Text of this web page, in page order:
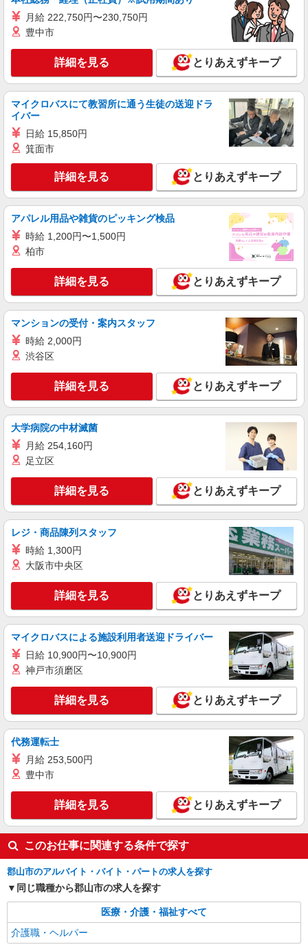
あさかの杜ケアコミュニティそよ風：RO14817
有料老人ホーム 夜勤専従介護職
善手当：220円/時 夜勤手当:6,000円/回 ▼下記別途
支給 通勤手当 年末年始手当：380円/時 寸志あ
り：年2回（6月・12月） ※業績による ※処遇改
善手当は試用期間中(3ヶ月)は支給なし
福島県郡山市安積町成田字漆山45
キープ 詳細を見る
契約社員
南開成ケアコミュニティそよ風：RO14892
【月給】243,596円〜255,920円 ▼給与詳細 処
遇改善手当：35,920円 夜勤手当：30,000円（5回
給 通勤手当 年末年始手当：380円/時 寸志あり：
年2回（6月・12月） ※業績による 特別報酬：平
均18.9万円（最高額120万円） ※2025年6月支給実
績 ※処遇改善手当は試用期間中(3ヶ月)は支給なし
福島県郡山市字桑野清水台48-8
キープ 詳細を見る
契約社員
郡山南ショートステイそよ風：RO14895
ショートステイ 介護スタッフ
【月給】243,596円〜260,920円 ▼給与詳細 処
遇改善手当：35,920円 夜勤手当：30,000円（5回
分） ※6回目以降は1回6,000円支給 ▼下記別途支
給 通勤手当 年末年始手当：380円/時 寸志あり：
年2回（6月・12月） ※業績による 特別報酬：平
均34.1万円（最高額135万円） ※2025年6月支給実
績 ※処遇改善手当は試用期間中(3ヶ月)は支給なし
詳細を見る
派遣社員
株式会社kotrio /●SD-H-1328780
郡山駅≫シニア向け高級住宅で車イス補助・清
掃など◎
時給1450〜2062円 ＜交通費別途支給（ガソリ
ン代含む）・日払い・週払いOK＞
福島県郡山市
キープ 詳細を見る
派遣社員
株式会社kotrio /●SD-H-1975165
郡山市｜日払いOK！日収1万円超え×サ高住ス
タッフ！
時給1350円〜2062円 ＜日払い有/週払い有/交
通費全支給(ガソリン代含む)＞
福島県郡山市
詳細を見る
株式会社kotrio /●SD-H-1811519
シニア向けマンションで見守り・食事配膳など
＊郡山市＊。日払可
時給1450円〜2062円 ＜日払い有/週払い有/交
福島県郡山市
キープ 詳細を見る
月給 222,750円〜230,750円
豊中市
詳細を見る とりあえずキープ
マイクロバスにて教習所に通う生徒の送迎ドラ
イバー
日給 15,850円
箕面市
詳細を見る とりあえずキープ
アパレル用品や雑貨のピッキング検品
時給 1,200円〜1,500円
柏市
詳細を見る とりあえずキープ
マンションの受付・案内スタッフ
時給 2,000円
渋谷区
詳細を見る とりあえずキープ
大学病院の中材滅菌
月給 254,160円
足立区
詳細を見る とりあえずキープ
レジ・商品陳列スタッフ
時給 1,300円
大阪市中央区
詳細を見る とりあえずキープ
マイクロバスによる施設利用者送迎ドライバー
日給 10,900円〜10,900円
神戸市須磨区
詳細を見る とりあえずキープ
代務運転士
月給 253,500円
豊中市
詳細を見る とりあえずキープ
このお仕事に関連する条件で探す
郡山市のアルバイト・バイト・パートの求人を探す
同じ職種から郡山市の求人を探す
医療・介護・福祉すべて
介護職・ヘルパー